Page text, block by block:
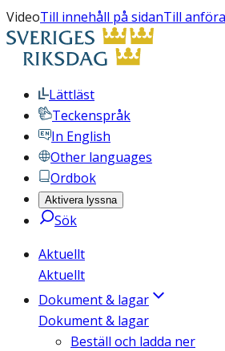
VideoTill innehåll på sidanTill
Lättläst
Teckenspråk
In English
Other languages
Ordbok
Aktivera lyssna
Sök
Aktuellt
Aktuellt
Dokument & lagar
Dokument & lagar
Beställ och ladda ner